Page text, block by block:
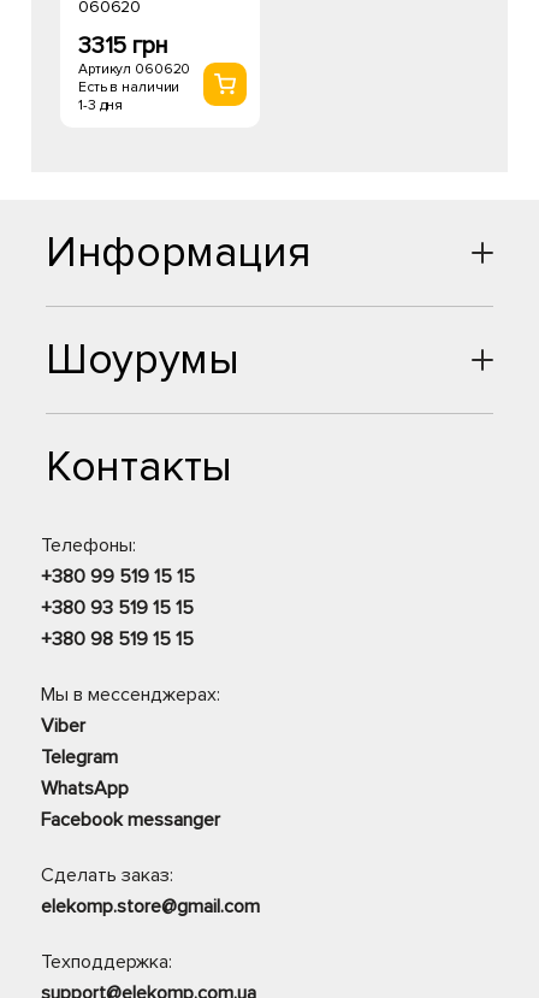
060620
3315 грн
Артикул 060620
Есть в наличии
1-3 дня
Шоурумы
Контакты
Телефоны:
+380 99 519 15 15
+380 93 519 15 15
+380 98 519 15 15
Мы в мессенджерах:
Viber
Telegram
WhatsApp
Facebook messanger
Сделать заказ:
elekomp.store@gmail.com
Техподдержка:
support@elekomp.com.ua
Информация